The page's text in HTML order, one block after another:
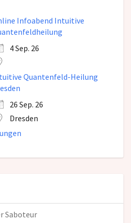
Infoabend Intuitive
4 Sep. 26
Quantenfeld-Heilung
26 Sep. 26
Dresden
Saboteur